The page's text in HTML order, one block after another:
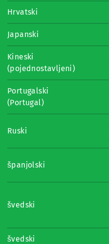
Hrvatski
Japanski
Kineski
(pojednostavljeni)
Portugalski
(Portugal)
Ruski
španjolski
švedski
švedski